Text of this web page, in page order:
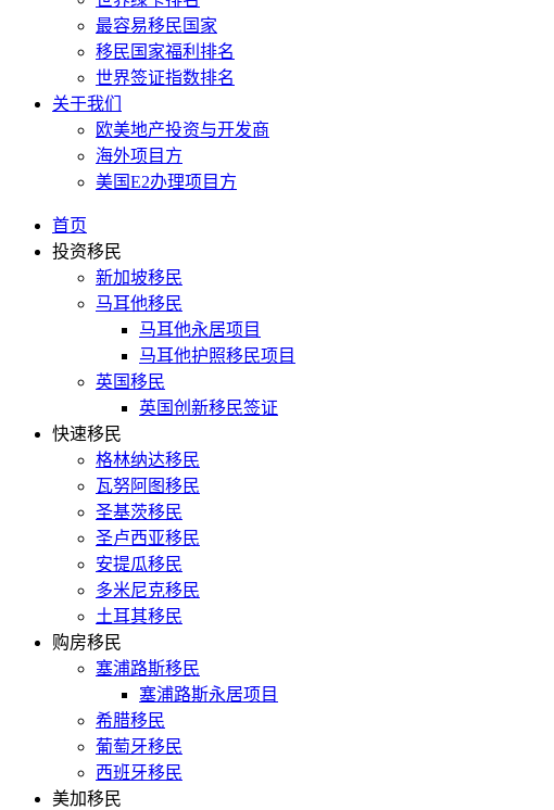
最容易移民国家
移民国家福利排名
世界签证指数排名
关于我们
欧美地产投资与开发商
海外项目方
美国E2办理项目方
首页
投资移民
新加坡移民
马耳他移民
马耳他永居项目
马耳他护照移民项目
英国移民
英国创新移民签证
快速移民
格林纳达移民
瓦努阿图移民
圣基茨移民
圣卢西亚移民
安提瓜移民
多米尼克移民
土耳其移民
购房移民
塞浦路斯移民
塞浦路斯永居项目
希腊移民
葡萄牙移民
西班牙移民
美加移民